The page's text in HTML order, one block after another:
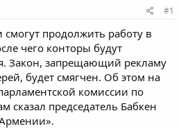
#1
продолжить работу в
чего конторы будут
Закон, запрещающий рекламу
будет смягчен. Об этом на
комиссии по
сказал председатель Бабкен